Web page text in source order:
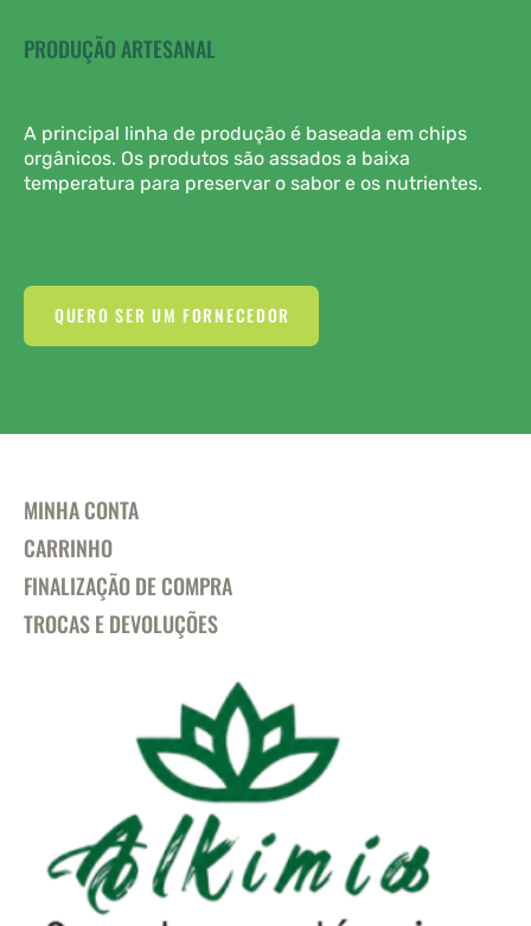
PRODUÇÃO ARTESANAL
A principal linha de produção é baseada em chips
orgânicos. Os produtos são assados a baixa
temperatura para preservar o sabor e os nutrientes.
QUERO SER UM FORNECEDOR
MINHA CONTA
CARRINHO
FINALIZAÇÃO DE COMPRA
TROCAS E DEVOLUÇÕES